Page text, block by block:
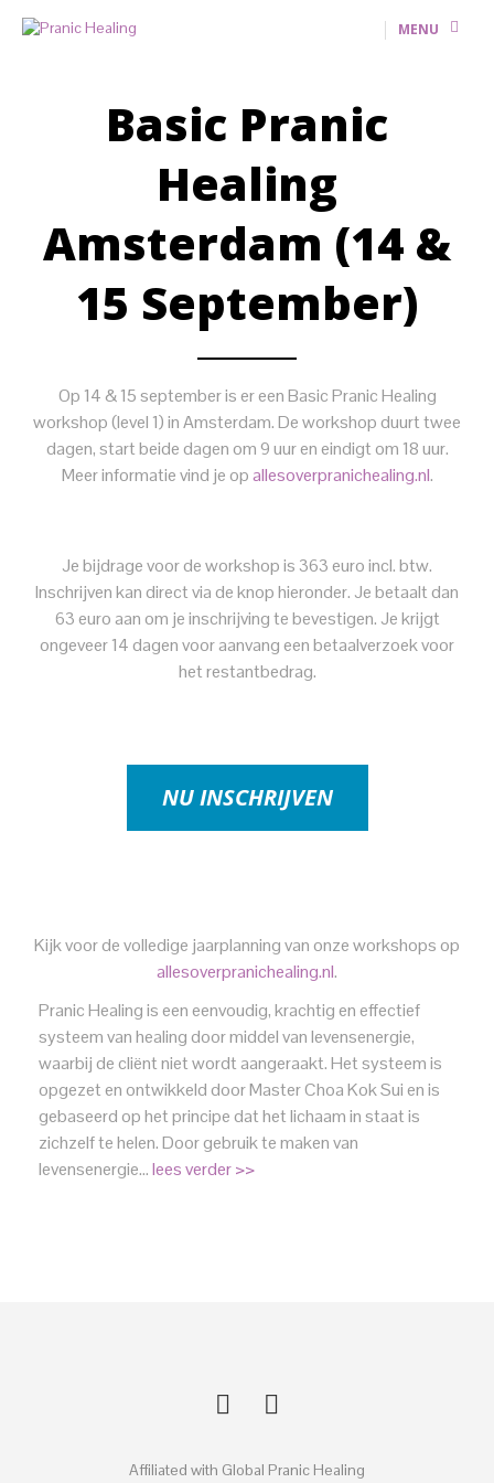
MENU
Basic Pranic
Healing
Amsterdam (14 &
15 September)
Op 14 & 15 september is er een Basic Pranic Healing
workshop (level 1) in Amsterdam. De workshop duurt twee
dagen, start beide dagen om 9 uur en eindigt om 18 uur.
Meer informatie vind je opallesoverpranichealing.nl.
Je bijdrage voor de workshop is 363 euro incl. btw.
Inschrijven kan direct via de knop hieronder. Je betaalt dan
63 euro aan om je inschrijving te bevestigen. Je krijgt
ongeveer 14 dagen voor aanvang een betaalverzoek voor
het restantbedrag.
NU INSCHRIJVEN
Kijk voor de volledige jaarplanning van onze workshops op
allesoverpranichealing.nl.
Pranic Healing is een eenvoudig, krachtig en effectief
systeem van healing door middel van levensenergie,
waarbij de cliënt niet wordt aangeraakt. Het systeem is
opgezet en ontwikkeld door Master Choa Kok Sui en is
gebaseerd op het principe dat het lichaam in staat is
zichzelf te helen. Door gebruik te maken van
levensenergie…lees verder >>
Affiliated with Global Pranic Healing